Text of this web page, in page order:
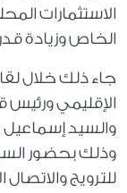
الاستثمارات
الخاص وزيادة
جاء ذلك خلال
الإقليمي ورئيس
وذلك بحضور
للترويج